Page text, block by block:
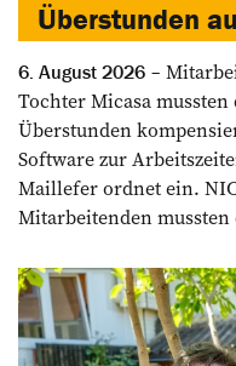
Überstunden
6. August 2026
Tochter Micasa
Überstunden
Software zur
Maillefer ordnet ein.
Mitarbeitenden mussten